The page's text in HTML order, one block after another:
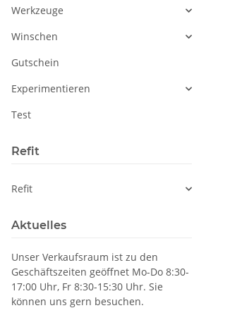
Werkzeuge
Winschen
Gutschein
Experimentieren
Test
Refit
Refit
Aktuelles
Unser Verkaufsraum ist zu den
Geschäftszeiten geöffnet Mo-Do 8:30-
17:00 Uhr, Fr 8:30-15:30 Uhr. Sie
können uns gern besuchen.